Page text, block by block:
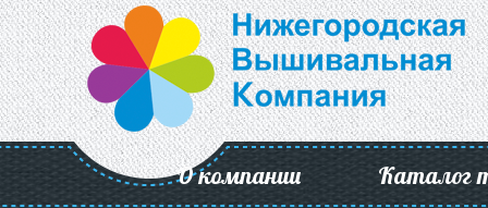
О компании Каталог